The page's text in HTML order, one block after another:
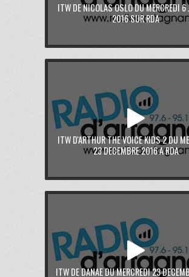
ITW DE NICOLAS OSLO DU MERCREDI 6
2016 SUR RDA
ITW D'ARTHUR THE VOICE KIDS 2 DU
23 DECEMBRE 2016 A RDA
ITW DE DANAE DU MERCREDI 23